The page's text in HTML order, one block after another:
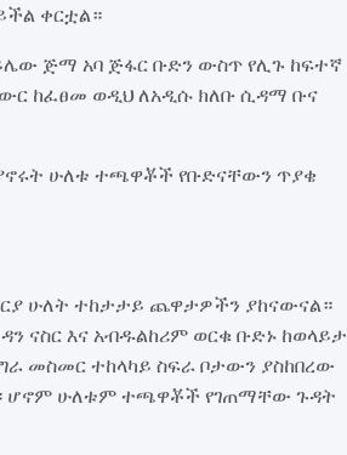
ቀርቷል።
ጅማ አባ ጅፋር ቡድን ውስጥ የሊጉ ከፍተኛ
ከፈፀመ ወዲህ ለአዲሱ ክለቡ ሲዳማ ቡና
ሁለቱ ተጫዋቾች የቡድናቸውን ጥያቄ
ሁለት ተከታታይ ጨዋታዎችን ያከናውናል።
ናስር እና አብዱልከሪም ወርቁ ቡድኑ ከወላይታ
መስመር ተከላካይ ስፍራ ቦታውን ያስከበረው
ሆኖም ሁለቱም ተጫዋቾች የገጠማቸው ጉዳት